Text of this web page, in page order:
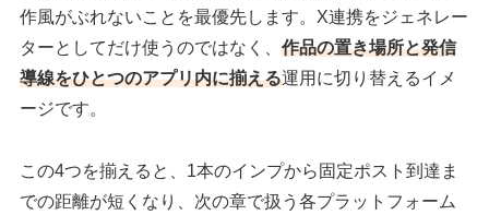
作風がぶれないことを最優先します。X連携をジェネレー
ターとしてだけ使うのではなく、作品の置き場所と発信
導線をひとつのアプリ内に揃える運用に切り替えるイメ
ージです。
この4つを揃えると、1本のインプから固定ポスト到達ま
での距離が短くなり、次の章で扱う各プラットフォーム